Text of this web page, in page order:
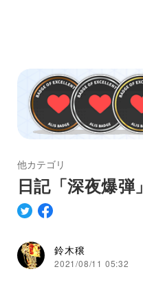
他カテゴリ
日記「深夜爆弾」
鈴木穣
2021/08/11 05:32